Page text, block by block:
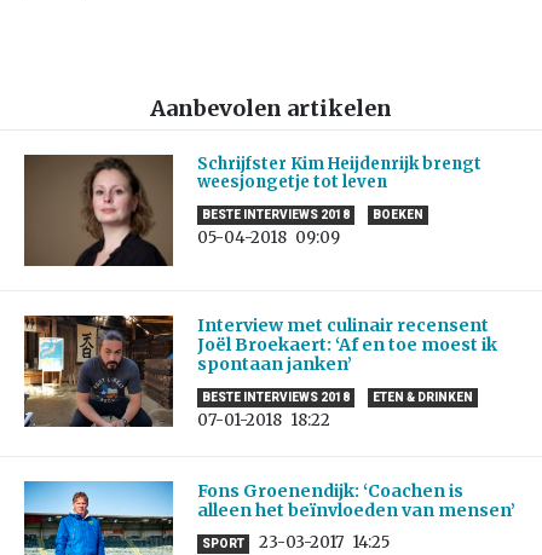
Aanbevolen artikelen
Schrijfster Kim Heijdenrijk brengt
weesjongetje tot leven
BESTE INTERVIEWS 2018 BOEKEN
05-04-2018 09:09
Interview met culinair recensent
Joël Broekaert: ‘Af en toe moest ik
spontaan janken’
BESTE INTERVIEWS 2018 ETEN & DRINKEN
07-01-2018 18:22
Fons Groenendijk: ‘Coachen is
alleen het beïnvloeden van mensen’
SPORT 23-03-2017 14:25